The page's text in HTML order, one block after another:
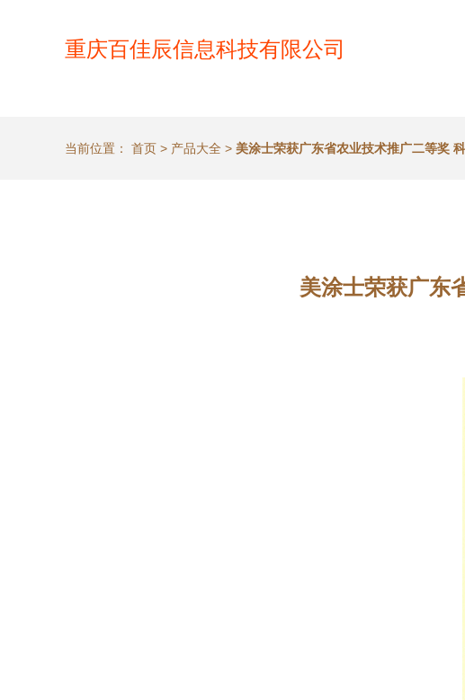
重庆百佳辰信息科技有限公司
当前位置： 首页 > 产品大全 > 美涂士荣获广东省农业技术推广二等奖
美涂士荣获广东